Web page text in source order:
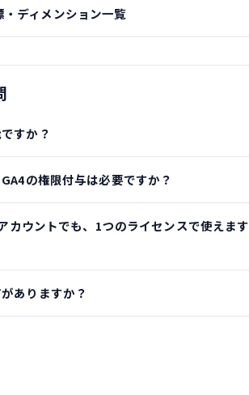
ディメンション一覧
すか？
の権限付与は必要ですか？
カウントでも、1つのライセンスで使えます
ありますか？